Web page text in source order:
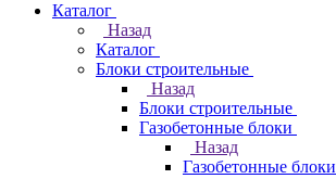
Каталог
Назад
Каталог
Блоки строительные
Назад
Блоки строительные
Газобетонные блоки
Назад
Газобетонные блоки